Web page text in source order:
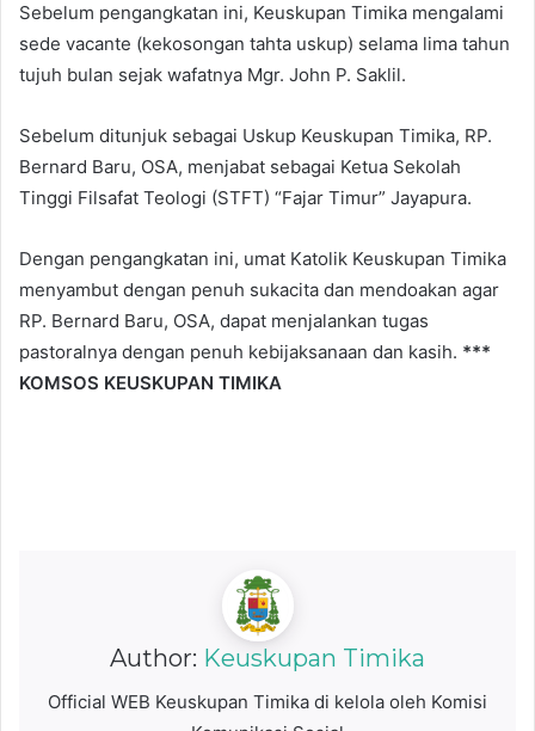
Sebelum pengangkatan ini, Keuskupan Timika mengalami
sede vacante (kekosongan tahta uskup) selama lima tahun
tujuh bulan sejak wafatnya Mgr. John P. Saklil.
Sebelum ditunjuk sebagai Uskup Keuskupan Timika, RP.
Bernard Baru, OSA, menjabat sebagai Ketua Sekolah
Tinggi Filsafat Teologi (STFT) “Fajar Timur” Jayapura.
Dengan pengangkatan ini, umat Katolik Keuskupan Timika
menyambut dengan penuh sukacita dan mendoakan agar
RP. Bernard Baru, OSA, dapat menjalankan tugas
pastoralnya dengan penuh kebijaksanaan dan kasih. ***
KOMSOS KEUSKUPAN TIMIKA
Author: Keuskupan Timika
Official WEB Keuskupan Timika di kelola oleh Komisi